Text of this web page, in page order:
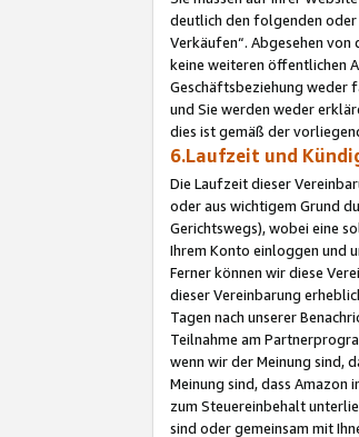
deutlich den folgenden oder
Verkäufen“. Abgesehen
keine weiteren öffentlichen
Geschäftsbeziehung weder
und Sie werden weder
dies ist gemäß der
6.Laufzeit und
Die Laufzeit dieser
oder aus wichtigem Grund
Gerichtswegs), wobei eine
Ihrem Konto einloggen und
Ferner können wir diese
dieser Vereinbarung
Tagen nach unserer
Teilnahme am
wenn wir der Meinung sind,
Meinung sind, dass
zum Steuereinbehalt
sind oder gemeinsam mit